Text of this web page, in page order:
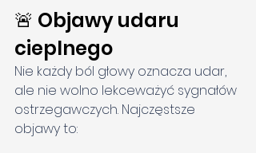
🚨 Objawy udaru
cieplnego
Nie każdy ból głowy oznacza udar,
ale nie wolno lekceważyć sygnałów
ostrzegawczych. Najczęstsze
objawy to: